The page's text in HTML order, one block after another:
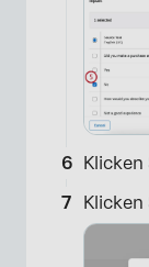
Klicken
Klicken